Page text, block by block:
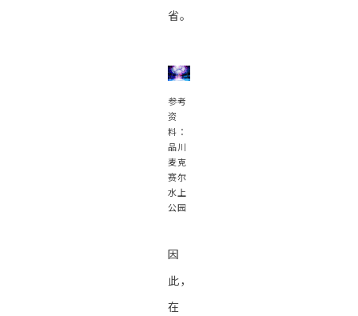
省。
参考
资
料：
品川
麦克
赛尔
水上
公园
因
此，
在